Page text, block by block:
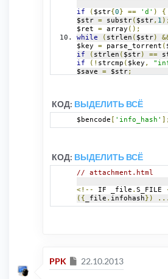
if ( $str{ 0 } == 'd' )
{
$str = substr( $str, 1 );
$ret = array ();
while
( strlen ( $str)
$key = parse_torrent (
if
( strlen ( $str) ==
if
(! strcmp ( $key ,
$save = $str;
if (!strcmp($key
$tosha = substr($save
$ret['info_hash'] =
$value = explode
}
$ret[$key] = $value
$str = substr ( $str,1
return $ret;
} else if ($str{0} ==
//echo "#";
$ret = array
КОД: ВЫДЕЛИТЬ ВСЁ
$bencode 'info_hash' ];
КОД: ВЫДЕЛИТЬ ВСЁ
// attachment.html
<!-- IF _file . S_FILE
({ _file . infohash}) ...
PPK Сообщение
22.10.2013